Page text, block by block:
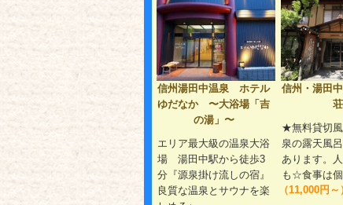
信州湯田中温泉 ホテル
ゆだなか 〜大浴場「吉
の湯」〜
エリア最大級の温泉大浴
場 湯田中駅から徒歩3
分『源泉掛け流しの宿』
良質な温泉とサウナを楽
信州・湯田
荘
★無料貸切
泉の露天風
あります。
も☆食事は
（11,000円～